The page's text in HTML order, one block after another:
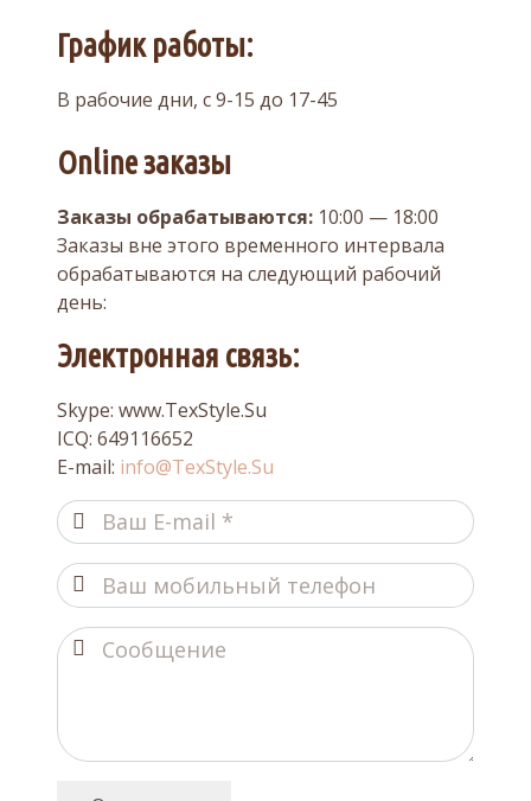
График работы:
В рабочие дни, с 9-15 до 17-45
Online заказы
Заказы обрабатываются: 10:00 — 18:00
Заказы вне этого временного интервала
обрабатываются на следующий рабочий
день:
Электронная связь:
Skype: www.TexStyle.Su
ICQ: 649116652
E-mail: info@TexStyle.Su